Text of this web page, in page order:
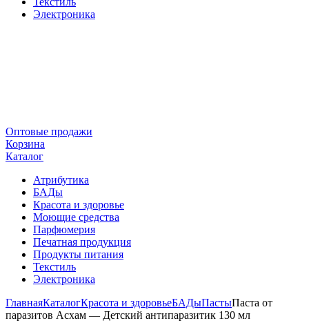
Электроника
Оптовые продажи
Корзина
Каталог
Атрибутика
БАДы
Красота и здоровье
Моющие средства
Парфюмерия
Печатная продукция
Продукты питания
Текстиль
Электроника
ГлавнаяКаталогКрасота и здоровьеБАДыПастыПаста от
паразитов Асхам — Детский антипаразитик 130 мл